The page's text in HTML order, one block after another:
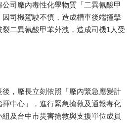
司廠內毒性化學物質「二異氰酸甲
司機駕駛不慎，造成槽車後端撞擊
二異氰酸甲苯外洩，造成司機1人受
，廠長立刻依照「廠內緊急應變計
中心」，進行緊急搶救及通報毒化
及台中市災害搶救與支援單位成員